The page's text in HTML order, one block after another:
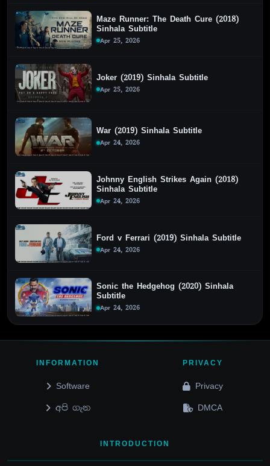
Maze Runner: The Death Cure (2018)
Sinhala Subtitle
Apr 25, 2026
Joker (2019) Sinhala Subtitle
Apr 25, 2026
War (2019) Sinhala Subtitle
Apr 24, 2026
Johnny English Strikes Again (2018)
Sinhala Subtitle
Apr 24, 2026
Ford v Ferrari (2019) Sinhala Subtitle
Apr 24, 2026
Sonic the Hedgehog (2020) Sinhala
Subtitle
Apr 24, 2026
INFORMATION
Software
අපි ගැන
PRIVACY
Privacy
DMCA
INTRODUCTION